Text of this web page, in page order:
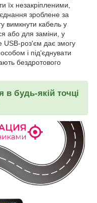
їх незакріпленими,
зроблене за
вимкнути кабель у
або для заміни, у
USB-роз'єм дає змогу
і під'єднувати
бездротового
в будь-якій точці